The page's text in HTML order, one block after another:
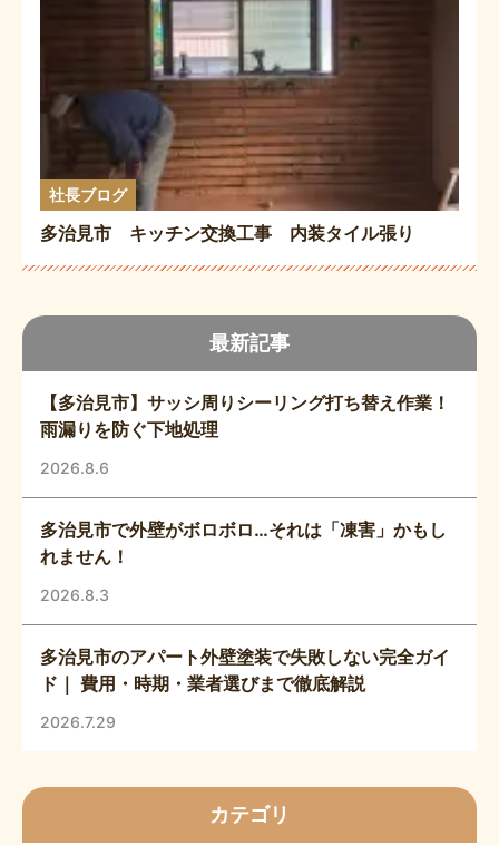
最新記事
【多治見市】サッシ周りシーリング打ち替え作業！
雨漏りを防ぐ下地処理
2026.8.6
多治見市で外壁がボロボロ…それは「凍害」かもし
れません！
2026.8.3
多治見市のアパート外壁塗装で失敗しない完全ガイ
ド｜ 費用・時期・業者選びまで徹底解説
2026.7.29
カテゴリ
社長ブログ
多治見市 キッチン交換工事 内装タイル張り